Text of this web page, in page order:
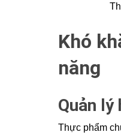
Khó
năng
Quản lý
Thực phẩm